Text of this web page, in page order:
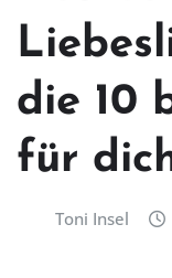
die 10
für
Toni Insel